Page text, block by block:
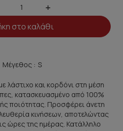
+
στο καλάθι
Μέγεθος :
λάστιχο και κορδόνι στη μέση
κατασκευασμένο από 100%
ποιότητας. Προσφέρει άνετη
κινήσεων, αποτελώντας
ώρες της ημέρας. Κατάλληλο